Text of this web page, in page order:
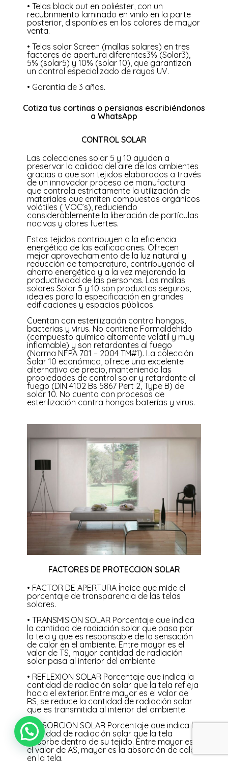
• Telas black out en poliéster, con un
recubrimiento laminado en vinilo en la parte
posterior, disponibles en los colores de mayor
venta.
• Telas solar Screen (mallas solares) en tres
factores de apertura diferentes3% (Solar3),
5% (solar5) y 10% (solar 10), que garantizan
un control especializado de rayos UV.
• Garantía de 3 años.
Cotiza tus cortinas o persianas escribiéndonos
a WhatsApp
CONTROL SOLAR
Las colecciones solar 5 y 10 ayudan a
preservar la calidad del aire de los ambientes
gracias a que son tejidos elaborados a través
de un innovador proceso de manufactura
que controla estrictamente la utilización de
materiales que emiten compuestos orgánicos
volátiles ( VOC’s), reduciendo
considerablemente la liberación de partículas
nocivas y olores fuertes.
Estos tejidos contribuyen a la eficiencia
energética de las edificaciones. Ofrecen
mejor aprovechamiento de la luz natural y
reducción de temperatura, contribuyendo al
ahorro energético y a la vez mejorando la
productividad de las personas. Las mallas
solares Solar 5 y 10 son productos seguros,
ideales para la especificación en grandes
edificaciones y espacios públicos.
Cuentan con esterilización contra hongos,
bacterias y virus. No contiene Formaldehido
(compuesto químico altamente volátil y muy
inflamable) y son retardantes al fuego
(Norma NFPA 701 – 2004 TM#1). La colección
Solar 10 económica, ofrece una excelente
alternativa de precio, manteniendo las
propiedades de control solar y retardante al
fuego (DIN 4102 Bs 5867 Pert 2, Type B) de
solar 10. No cuenta con procesos de
esterilización contra hongos baterías y virus.
FACTORES DE PROTECCION SOLAR
• FACTOR DE APERTURA Índice que mide el
porcentaje de transparencia de las telas
solares.
• TRANSMISION SOLAR Porcentaje que indica
la cantidad de radiación solar que pasa por
la tela y que es responsable de la sensación
de calor en el ambiente. Entre mayor es el
valor de TS, mayor cantidad de radiación
solar pasa al interior del ambiente.
• REFLEXION SOLAR Porcentaje que indica la
cantidad de radiación solar que la tela refleja
hacia el exterior. Entre mayor es el valor de
RS, se reduce la cantidad de radiación solar
que es transmitida al interior del ambiente.
• ABSORCION SOLAR Porcentaje que indica la
cantidad de radiación solar que la tela
absorbe dentro de su tejido. Entre mayor es
el valor de AS, mayor es la absorción de calor
en la tela.